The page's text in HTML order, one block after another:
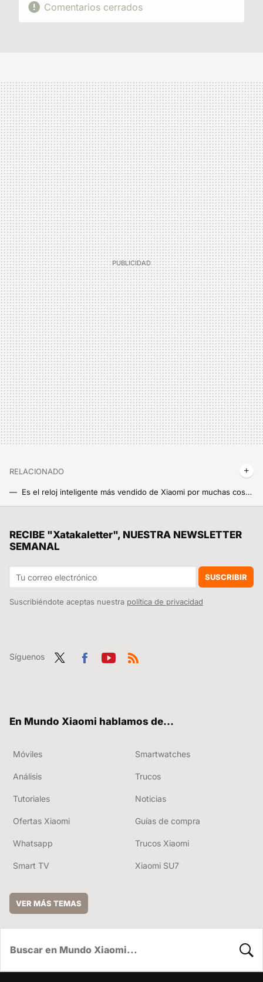
Comentarios cerrados
RELACIONADO
Es el reloj inteligente más vendido de Xiaomi por muchas cosas, pero también por el precio. Y aquí tienes un código de descuento para AliExpress
Redmi a precio de derribo, el robot de limpieza más Premium con un descuentazo de locos y microondas a 50 euros: Cazando Gangas especial hogar
RECIBE "Xatakaletter", NUESTRA NEWSLETTER
SEMANAL
SUSCRIBIR
Suscribiéndote aceptas nuestra política de privacidad
Síguenos
En Mundo Xiaomi hablamos de...
Móviles Smartwatches
Análisis Trucos
Tutoriales Noticias
Ofertas Xiaomi Guías de compra
Whatsapp Trucos Xiaomi
Smart TV Xiaomi SU7
VER MÁS TEMAS